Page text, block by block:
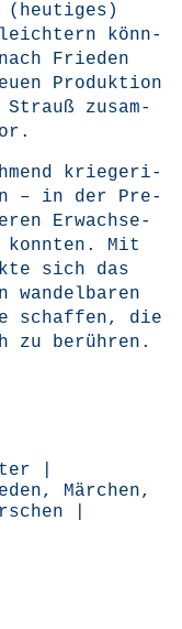
könn­
Frie­den
Pro­duk­ti­on
zusam­
krie­ge­ri­
– in der Pre­
Erwach­se­
konn­ten. Mit
sich das
wan­del­ba­ren
schaf­fen, die
zu berühren.
, Märchen,